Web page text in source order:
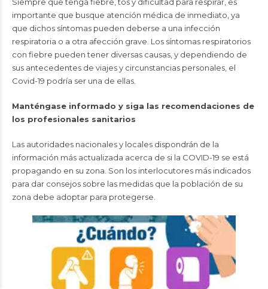
importante que busque atención médica de inmediato, ya
que dichos síntomas pueden deberse a una infección
respiratoria o a otra afección grave. Los síntomas respiratorios
con fiebre pueden tener diversas causas, y dependiendo de
sus antecedentes de viajes y circunstancias personales, el
Covid-19 podría ser una de ellas.
Manténgase informado y siga las recomendaciones de
los profesionales sanitarios
Las autoridades nacionales y locales dispondrán de la
información más actualizada acerca de si la COVID-19 se está
propagando en su zona. Son los interlocutores más indicados
para dar consejos sobre las medidas que la población de su
zona debe adoptar para protegerse.